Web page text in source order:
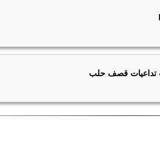
تداعيات قصف حلب